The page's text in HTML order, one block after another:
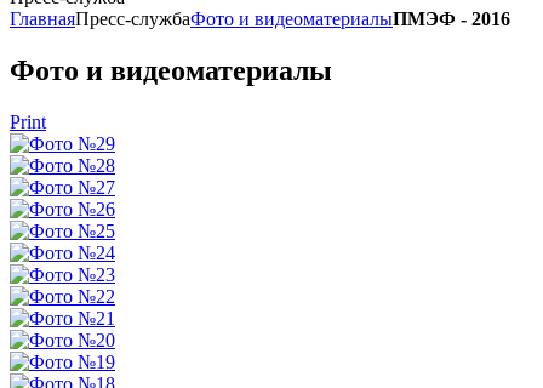
ГлавнаяПресс-службаФото и видеоматериалыПМЭФ - 2016
Фото и видеоматериалы
Print